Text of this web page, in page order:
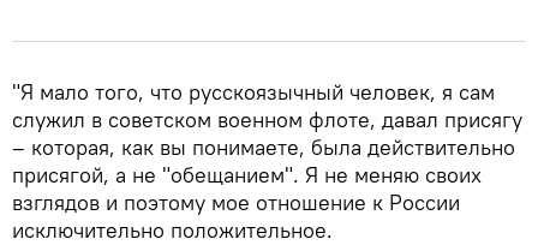
"Я мало того, что русскоязычный человек, я сам
служил в советском военном флоте, давал присягу
– которая, как вы понимаете, была действительно
присягой, а не "обещанием". Я не меняю своих
взглядов и поэтому мое отношение к России
исключительно положительное.